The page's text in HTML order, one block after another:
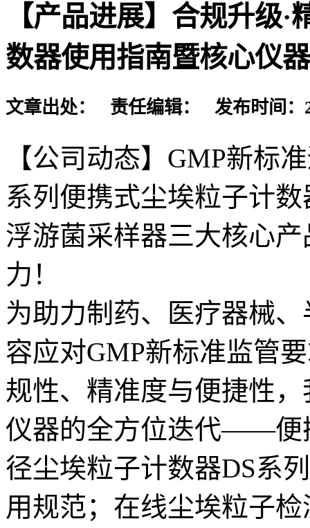
【产品进展】合规升级
数器使用指南暨核心仪
文章出处： 责任编辑： 发布时间：
【公司动态】GMP新标
系列便携式尘埃粒子计
浮游菌采样器三大核心
力！
为助力制药、医疗器械
容应对GMP新标准监管
规性、精准度与便捷性
仪器的全方位迭代——便
径尘埃粒子计数器DS系
用规范；在线尘埃粒子